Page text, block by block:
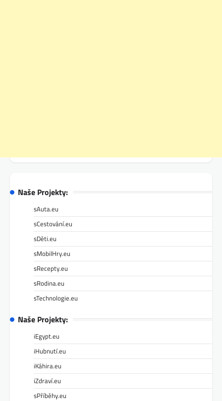
Naše Projekty:
sAuta.eu
sCestování.eu
sDěti.eu
sMobilHry.eu
sRecepty.eu
sRodina.eu
sTechnologie.eu
Naše Projekty:
iEgypt.eu
iHubnutí.eu
iKáhira.eu
iZdraví.eu
sPříběhy.eu